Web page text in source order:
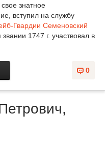
знатное
вступил на службу
Гвардии Семеновский
звании 1747 г. участвовал в
0